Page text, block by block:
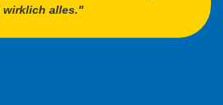
wirklich alles."